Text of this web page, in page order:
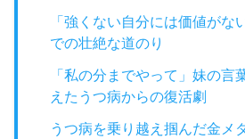
「強くない自分には価値がな
での壮絶な道のり
「私の分までやって」妹の言
えたうつ病からの復活劇
うつ病を乗り越え掴んだ金メ